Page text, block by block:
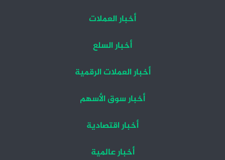
أخبار العملات
أخبار السلع
أخبار العملات الرقمية
أخبار سوق الأسهم
أخبار اقتصادية
أخبار عالمية